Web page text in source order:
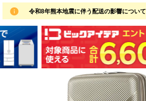
令和8年熊本地震に伴う配送の影響について